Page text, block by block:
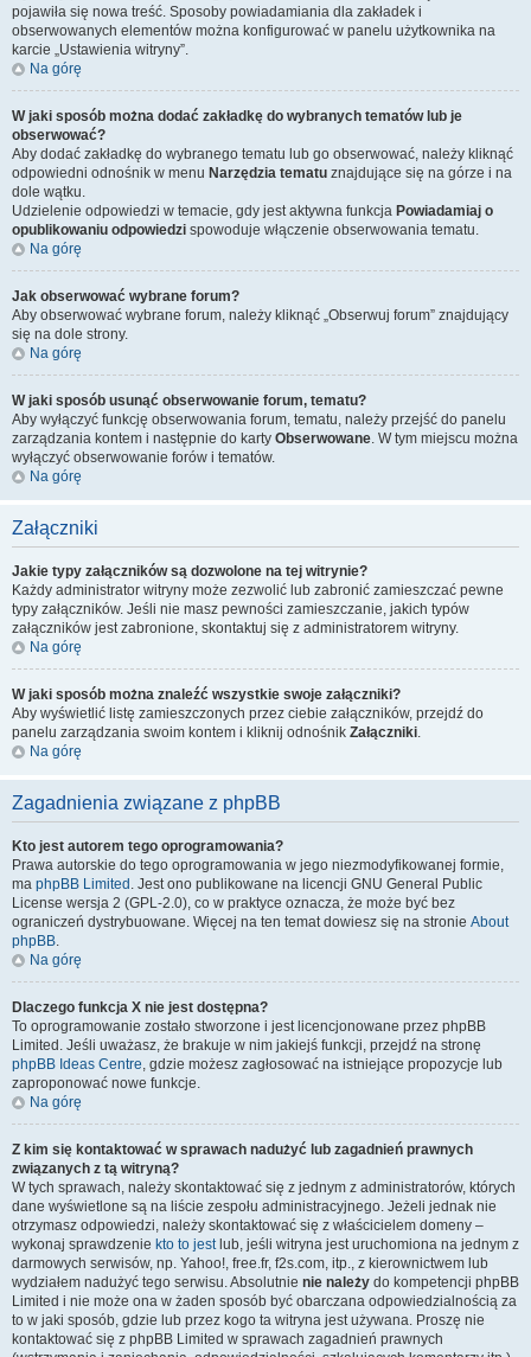
pojawiła się nowa treść. Sposoby powiadamiania dla zakładek i
obserwowanych elementów można konfigurować w panelu użytkownika na
karcie „Ustawienia witryny”.
Na górę
W jaki sposób można dodać zakładkę do wybranych tematów lub je
obserwować?
Aby dodać zakładkę do wybranego tematu lub go obserwować, należy kliknąć
odpowiedni odnośnik w menu Narzędzia tematu znajdujące się na górze i na
dole wątku.
Udzielenie odpowiedzi w temacie, gdy jest aktywna funkcja Powiadamiaj o
opublikowaniu odpowiedzi spowoduje włączenie obserwowania tematu.
Na górę
Jak obserwować wybrane forum?
Aby obserwować wybrane forum, należy kliknąć „Obserwuj forum” znajdujący
się na dole strony.
Na górę
W jaki sposób usunąć obserwowanie forum, tematu?
Aby wyłączyć funkcję obserwowania forum, tematu, należy przejść do panelu
zarządzania kontem i następnie do karty Obserwowane. W tym miejscu można
wyłączyć obserwowanie forów i tematów.
Na górę
Załączniki
Jakie typy załączników są dozwolone na tej witrynie?
Każdy administrator witryny może zezwolić lub zabronić zamieszczać pewne
typy załączników. Jeśli nie masz pewności zamieszczanie, jakich typów
załączników jest zabronione, skontaktuj się z administratorem witryny.
Na górę
W jaki sposób można znaleźć wszystkie swoje załączniki?
Aby wyświetlić listę zamieszczonych przez ciebie załączników, przejdź do
panelu zarządzania swoim kontem i kliknij odnośnik Załączniki.
Na górę
Zagadnienia związane z phpBB
Kto jest autorem tego oprogramowania?
Prawa autorskie do tego oprogramowania w jego niezmodyfikowanej formie,
ma phpBB Limited . Jest ono publikowane na licencji GNU General Public
License wersja 2 (GPL-2.0), co w praktyce oznacza, że może być bez
ograniczeń dystrybuowane. Więcej na ten temat dowiesz się na stronie About
phpBB.
Na górę
Dlaczego funkcja X nie jest dostępna?
To oprogramowanie zostało stworzone i jest licencjonowane przez phpBB
Limited. Jeśli uważasz, że brakuje w nim jakiejś funkcji, przejdź na stronę
phpBB Ideas Centre, gdzie możesz zagłosować na istniejące propozycje lub
zaproponować nowe funkcje.
Na górę
Z kim się kontaktować w sprawach nadużyć lub zagadnień prawnych
związanych z tą witryną?
W tych sprawach, należy skontaktować się z jednym z administratorów, których
dane wyświetlone są na liście zespołu administracyjnego. Jeżeli jednak nie
otrzymasz odpowiedzi, należy skontaktować się z właścicielem domeny –
wykonaj sprawdzenie kto to jestlub, jeśli witryna jest uruchomiona na jednym z
darmowych serwisów, np. Yahoo!, free.fr, f2s.com, itp., z kierownictwem lub
wydziałem nadużyć tego serwisu. Absolutnie nie należy do kompetencji phpBB
Limited i nie może ona w żaden sposób być obarczana odpowiedzialnością za
to w jaki sposób, gdzie lub przez kogo ta witryna jest używana. Proszę nie
kontaktować się z phpBB Limited w sprawach zagadnień prawnych